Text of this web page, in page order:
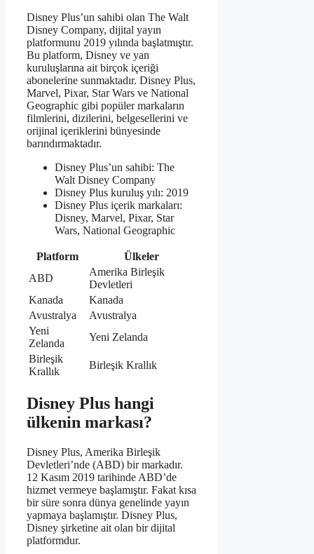
Disney Plus’un sahibi olan The Walt
Disney Company, dijital yayın
platformunu 2019 yılında başlatmıştır.
Bu platform, Disney ve yan
kuruluşlarına ait birçok içeriği
abonelerine sunmaktadır. Disney Plus,
Marvel, Pixar, Star Wars ve National
Geographic gibi popüler markaların
filmlerini, dizilerini, belgesellerini ve
orijinal içeriklerini bünyesinde
barındırmaktadır.
Disney Plus’un sahibi: The
Walt Disney Company
Disney Plus kuruluş yılı: 2019
Disney Plus içerik markaları:
Disney, Marvel, Pixar, Star
Wars, National Geographic
Platform
Ülkeler
ABD
Amerika Birleşik
Devletleri
Kanada
Kanada
Avustralya
Avustralya
Yeni
Zelanda
Yeni Zelanda
Birleşik
Krallık
Birleşik Krallık
Disney Plus hangi
ülkenin markası?
Disney Plus, Amerika Birleşik
Devletleri’nde (ABD) bir markadır.
12 Kasım 2019 tarihinde ABD’de
hizmet vermeye başlamıştır. Fakat kısa
bir süre sonra dünya genelinde yayın
yapmaya başlamıştır. Disney Plus,
Disney şirketine ait olan bir dijital
platformdur.